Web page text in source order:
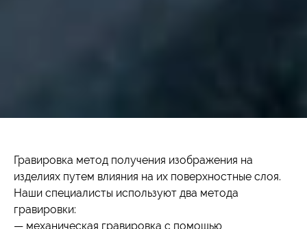
Гравировка метод получения изображения на
изделиях путем влияния на их поверхностные слоя.
Наши специалисты используют два метода
гравировки:
— механическая гравировка с помощью